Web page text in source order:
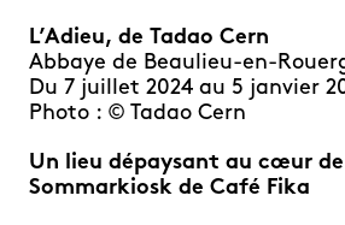
L’Adieu, de Tadao Cern
Abbaye de Beaulieu-en-
Du 7 juillet 2024 au 5 janvier
Photo : © Tadao Cern
Un lieu dépaysant au cœur de
Sommarkiosk de Café Fika